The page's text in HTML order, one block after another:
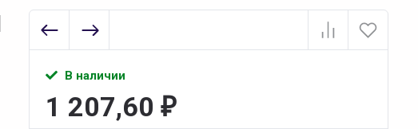
В наличии
1 207,60₽